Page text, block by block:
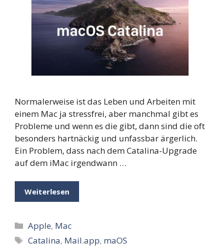
Normalerweise ist das Leben und Arbeiten mit
einem Mac ja stressfrei, aber manchmal gibt es
Probleme und wenn es die gibt, dann sind die oft
besonders hartnäckig und unfassbar ärgerlich.
Ein Problem, dass nach dem Catalina-Upgrade
auf dem iMac irgendwann …
Weiterlesen
Kategorien
Apple, Mac
Schlagwörter
Catalina, Mail.app, maOS